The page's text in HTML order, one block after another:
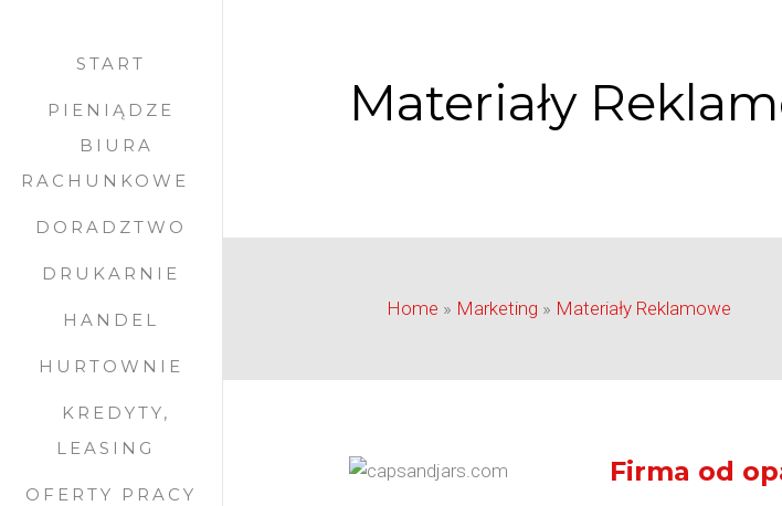
START
PIENIĄDZE
BIURA
RACHUNKOWE
DORADZTWO
DRUKARNIE
HANDEL
HURTOWNIE
KREDYTY,
LEASING
OFERTY PRACY
Materiały
Home » Marketing » Materiały Reklamowe
Firma od